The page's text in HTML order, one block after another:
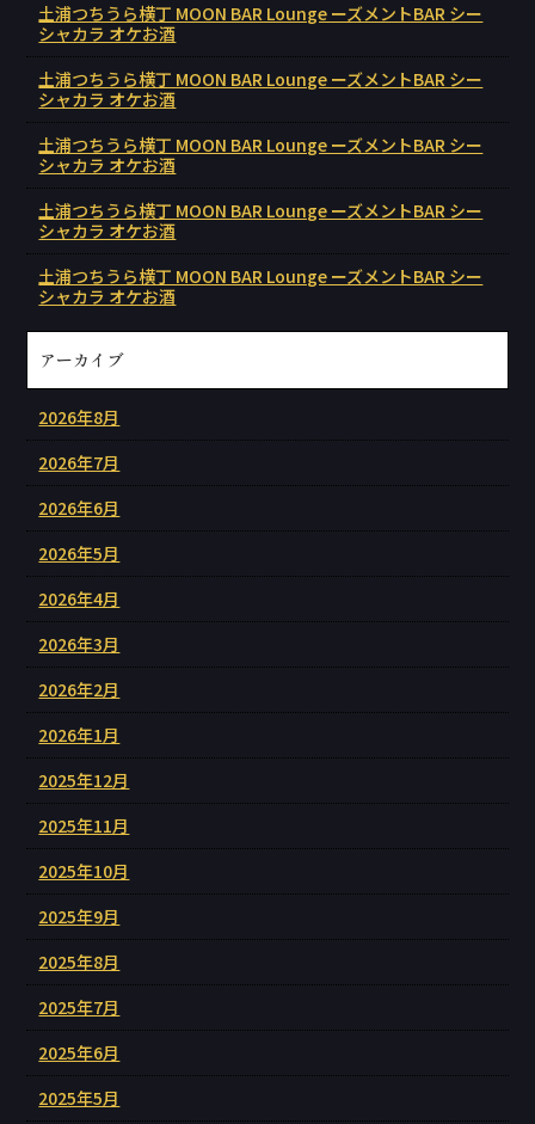
土浦つちうら横丁 MOON BAR Lounge ーズメントBAR シー
シャカラ オケお酒
土浦つちうら横丁 MOON BAR Lounge ーズメントBAR シー
シャカラ オケお酒
土浦つちうら横丁 MOON BAR Lounge ーズメントBAR シー
シャカラ オケお酒
土浦つちうら横丁 MOON BAR Lounge ーズメントBAR シー
シャカラ オケお酒
土浦つちうら横丁 MOON BAR Lounge ーズメントBAR シー
シャカラ オケお酒
アーカイブ
2026年8月
2026年7月
2026年6月
2026年5月
2026年4月
2026年3月
2026年2月
2026年1月
2025年12月
2025年11月
2025年10月
2025年9月
2025年8月
2025年7月
2025年6月
2025年5月